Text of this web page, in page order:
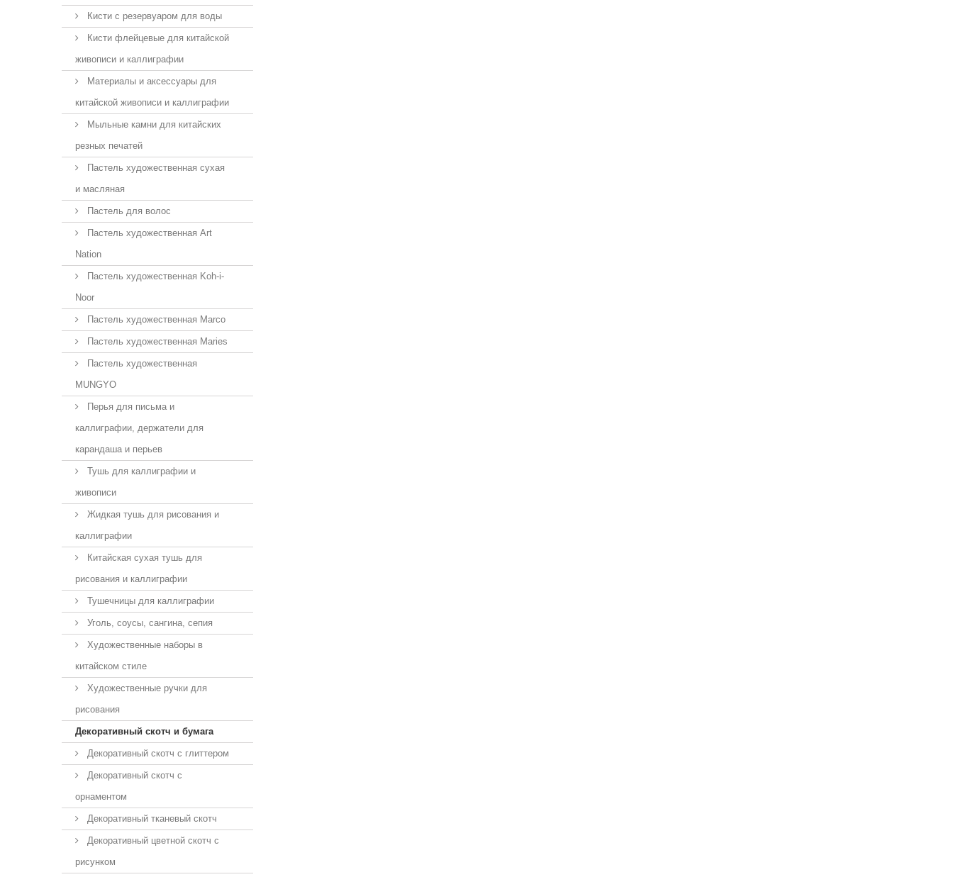
Кисти с резервуаром для воды
Кисти флейцевые для китайской
живописи и каллиграфии
Материалы и аксессуары для
китайской живописи и каллиграфии
Мыльные камни для китайских
резных печатей
Пастель художественная сухая
и масляная
Пастель для волос
Пастель художественная Art
Nation
Пастель художественная Koh-i-
Noor
Пастель художественная Marco
Пастель художественная Maries
Пастель художественная
MUNGYO
Перья для письма и
каллиграфии, держатели для
карандаша и перьев
Тушь для каллиграфии и
живописи
Жидкая тушь для рисования и
каллиграфии
Китайская сухая тушь для
рисования и каллиграфии
Тушечницы для каллиграфии
Уголь, соусы, сангина, сепия
Художественные наборы в
китайском стиле
Художественные ручки для
рисования
Декоративный скотч и бумага
Декоративный скотч с глиттером
Декоративный скотч с
орнаментом
Декоративный тканевый скотч
Декоративный цветной скотч с
рисунком